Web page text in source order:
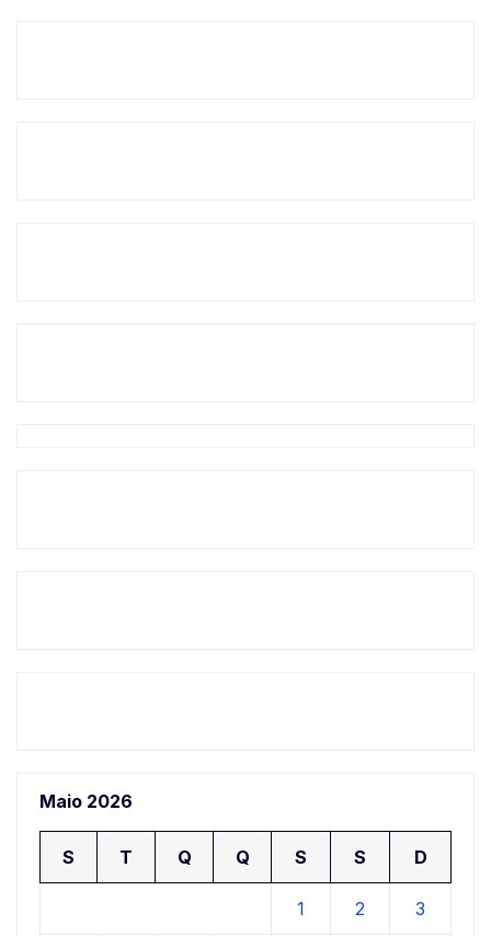
Maio 2026
S T Q Q S S D
1 2 3